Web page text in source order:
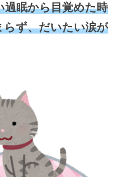
過眠から目覚めた時
らず、だいたい涙が